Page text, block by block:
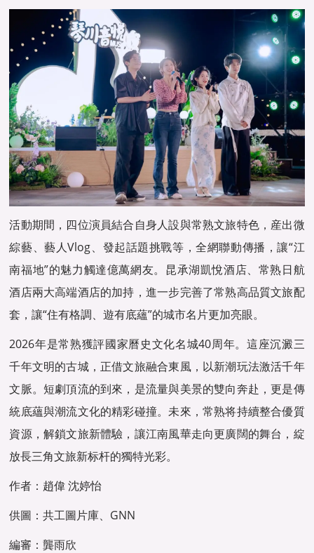
活動期間，四位演員結合自身人設與常熟文旅特色，産出微
綜藝、藝人Vlog、發起話題挑戰等，全網聯動傳播，讓“江
南福地”的魅力觸達億萬網友。昆承湖凱悅酒店、常熟日航
酒店兩大高端酒店的加持，進一步完善了常熟高品質文旅配
套，讓“住有格調、遊有底蘊”的城市名片更加亮眼。
2026年是常熟獲評國家曆史文化名城40周年。這座沉澱三
千年文明的古城，正借文旅融合東風，以新潮玩法激活千年
文脈。短劇頂流的到來，是流量與美景的雙向奔赴，更是傳
統底蘊與潮流文化的精彩碰撞。未來，常熟将持續整合優質
資源，解鎖文旅新體驗，讓江南風華走向更廣闊的舞台，綻
放長三角文旅新标杆的獨特光彩。
作者：趙偉 沈婷怡
供圖：共工圖片庫、GNN
編審：龔雨欣